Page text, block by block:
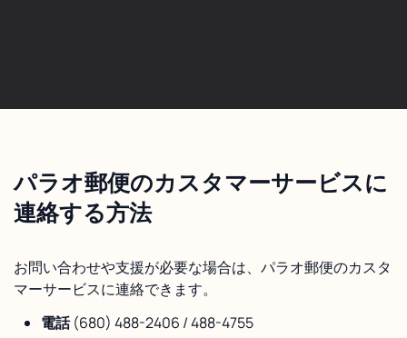
パラオ郵便のカスタマーサービスに
連絡する方法
お問い合わせや支援が必要な場合は、パラオ郵便のカスタ
マーサービスに連絡できます。
電話(680) 488-2406 / 488-4755